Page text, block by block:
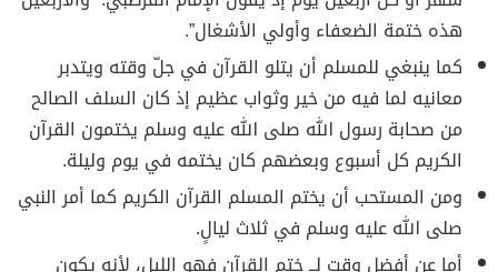
هذه ختمة الضعفاء وأولي الأشغال”.
كما ينبغي للمسلم أن يتلو القرآن في جلّ وقته ويتدبر
معانيه لما فيه من خير وثواب عظيم إذ كان السلف الصالح
من صحابة رسول الله صلى الله عليه وسلم يختمون القرآن
الكريم كل أسبوع وبعضهم كان يختمه في يوم وليلة.
ومن المستحب أن يختم المسلم القرآن الكريم كما أمر النبي
صلى الله عليه وسلم في ثلاث ليالٍ.
أما عن أفضل وقت لــ ختم القرآن فهو الليل، لأنه يكون